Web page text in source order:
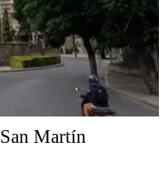
Martín